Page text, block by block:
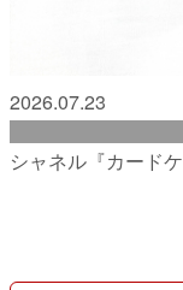
2026.07.23
シャネル『カード